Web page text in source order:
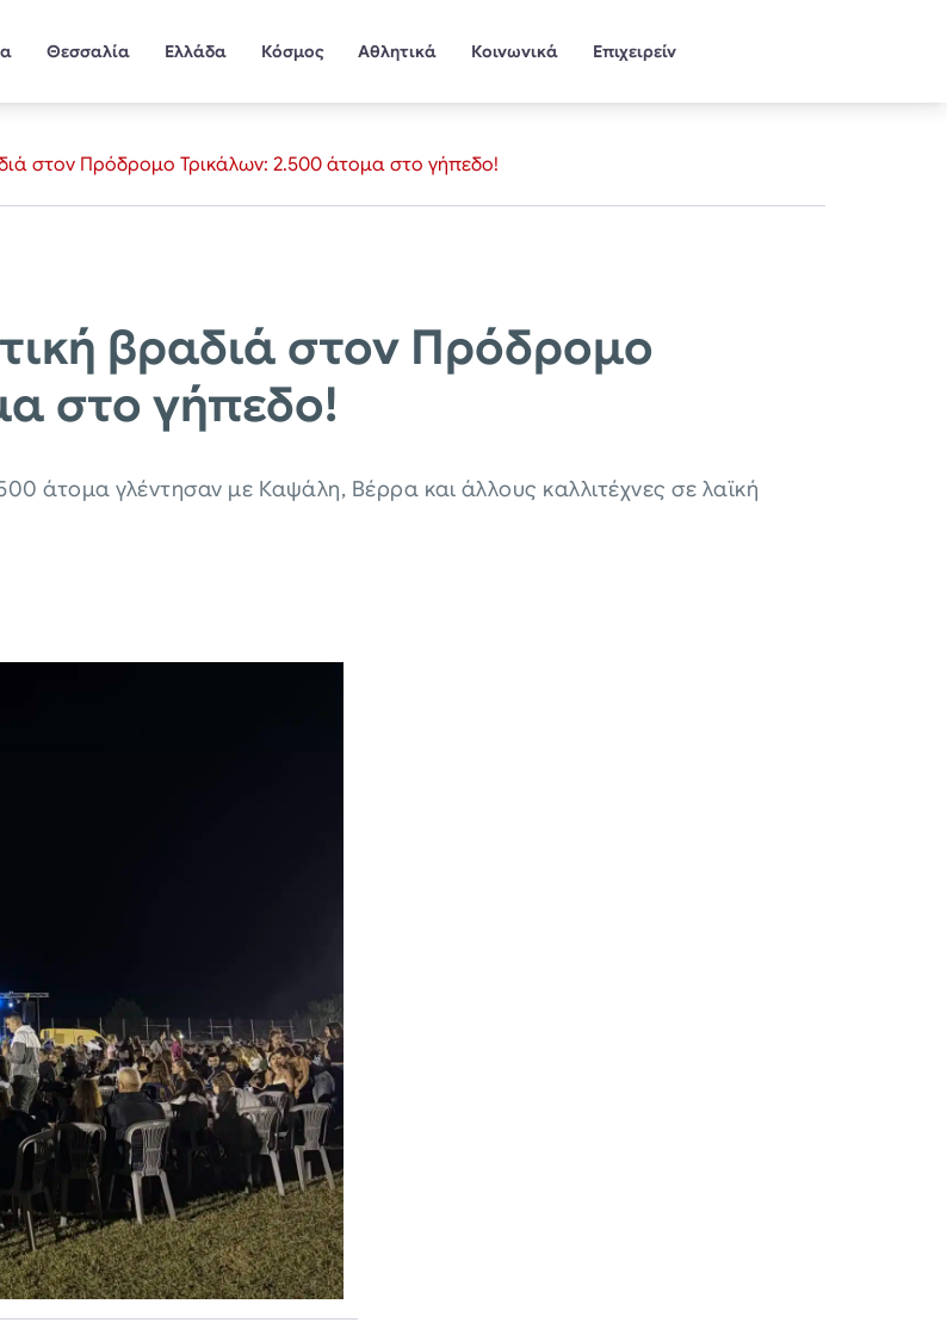
Θεσσαλία Ελλάδα Κόσμος Αθλητικά Κοινωνικά Επιχειρείν
στον Πρόδρομο Τρικάλων: 2.500 άτομα στο γήπεδο!
βραδιά στον Πρόδρομο
στο γήπεδο!
άτομα γλέντησαν με Καψάλη, Βέρρα και άλλους καλλιτέχνες σε λαϊκή